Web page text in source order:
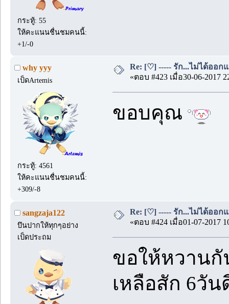
กระทู้: 55
ให้คะแนนชื่นชมคนนี้:
+1/-0
why yyy
เป็ดArtemis
กระทู้: 4561
ให้คะแนนชื่นชมคนนี้:
+309/-8
Re: [♡] ----- รัก...ไม่ได้ออกแ
«ตอบ #423 เมื่อ30-06-2017
ขอบคุณ
sangzaja122
บึนปากให้ทุกๆอย่าง
เป็ดประถม
Re: [♡] ----- รัก...ไม่ได้ออกแ
«ตอบ #424 เมื่อ01-07-2017
ขอให้หวานกั
เหลือสัก 6วั